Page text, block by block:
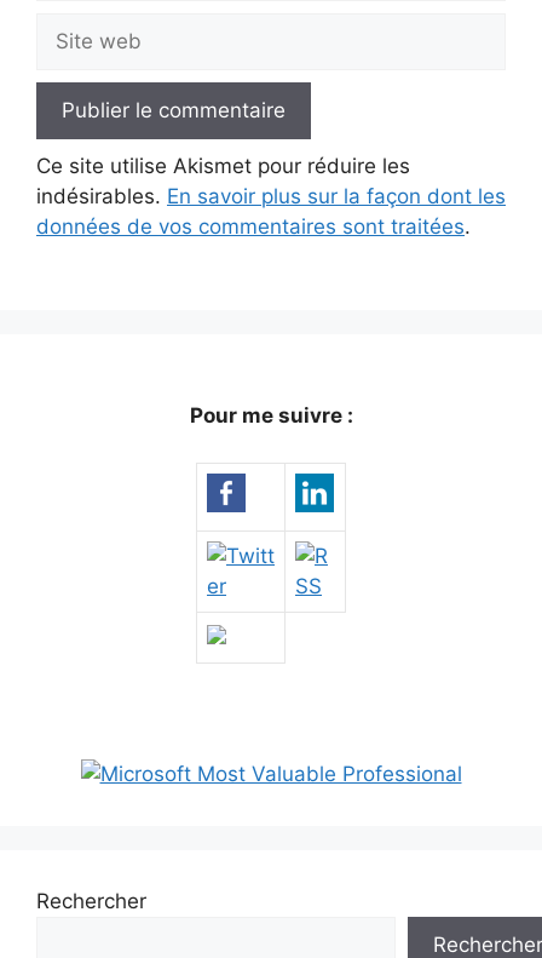
Site
web
Ce site utilise Akismet pour réduire les
indésirables. En savoir plus sur la façon dont les
données de vos commentaires sont traitées.
Pour me suivre :
Rechercher
Rechercher